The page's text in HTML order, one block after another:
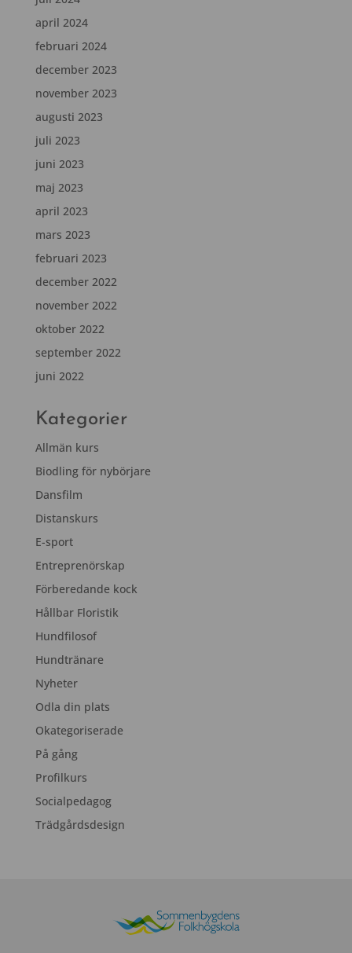
april 2024
februari 2024
december 2023
november 2023
augusti 2023
juli 2023
juni 2023
maj 2023
april 2023
mars 2023
februari 2023
december 2022
november 2022
oktober 2022
september 2022
juni 2022
Kategorier
Allmän kurs
Biodling för nybörjare
Dansfilm
Distanskurs
E-sport
Entreprenörskap
Förberedande kock
Hållbar Floristik
Hundfilosof
Hundtränare
Nyheter
Odla din plats
Okategoriserade
På gång
Profilkurs
Socialpedagog
Trädgårdsdesign